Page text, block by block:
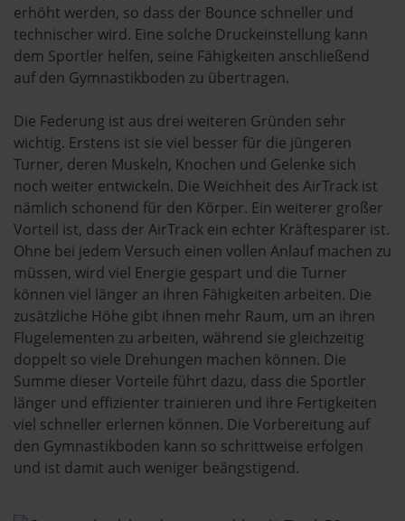
erhöht werden, so dass der Bounce schneller und
technischer wird. Eine solche Druckeinstellung kann
dem Sportler helfen, seine Fähigkeiten anschließend
auf den Gymnastikboden zu übertragen.
Die Federung ist aus drei weiteren Gründen sehr
wichtig. Erstens ist sie viel besser für die jüngeren
Turner, deren Muskeln, Knochen und Gelenke sich
noch weiter entwickeln. Die Weichheit des AirTrack ist
nämlich schonend für den Körper. Ein weiterer großer
Vorteil ist, dass der AirTrack ein echter Kräftesparer ist.
Ohne bei jedem Versuch einen vollen Anlauf machen zu
müssen, wird viel Energie gespart und die Turner
können viel länger an ihren Fähigkeiten arbeiten. Die
zusätzliche Höhe gibt ihnen mehr Raum, um an ihren
Flugelementen zu arbeiten, während sie gleichzeitig
doppelt so viele Drehungen machen können. Die
Summe dieser Vorteile führt dazu, dass die Sportler
länger und effizienter trainieren und ihre Fertigkeiten
viel schneller erlernen können. Die Vorbereitung auf
den Gymnastikboden kann so schrittweise erfolgen
und ist damit auch weniger beängstigend.